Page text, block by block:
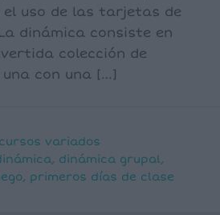
uso de las tarjetas de
dinámica consiste en
colección de
con una […]
variados
, dinámica grupal,
, primeros días de clase